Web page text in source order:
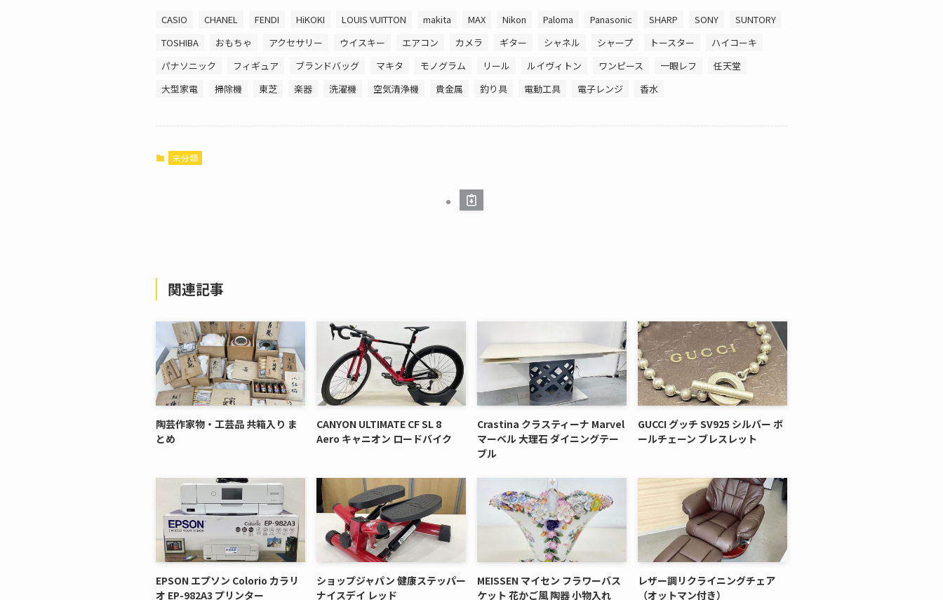
CASIO CHANEL FENDI HiKOKI LOUIS VUITTON makita MAX Nikon Paloma Panasonic SHARP SONY
SUNTORY
TOSHIBA
おもちゃ アクセサリー ウイスキー エアコン カメラ ギター シャネル シャープ トースター
ハイコーキ
パナソニック
フィギュア ブランドバッグ マキタ モノグラム リール ルイヴィトン ワンピース 一眼レフ
任天堂
大型家電
掃除機 東芝 楽器 洗濯機 空気清浄機 貴金属 釣り具 電動工具 電子レンジ 香水
未分類
関連記事
陶芸作家物・工芸品 共箱入り ま
とめ
CANYON ULTIMATE CF SL 8
Aero キャニオン ロードバイク
Crastina クラスティーナ Marvel
マーベル 大理石 ダイニングテー
ブル
GUCCI グッチ SV925 シルバー ボ
ールチェーン ブレスレット
EPSON エプソン Colorio カラリ
オ EP-982A3 プリンター
ショップジャパン 健康ステッパー
ナイスデイ レッド
MEISSEN マイセン フラワーバス
ケット 花かご風 陶器 小物入れ
レザー調リクライニングチェア
（オットマン付き）